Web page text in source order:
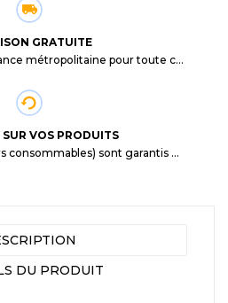
GRATUITE
Livraison gratuite en France métropolitaine pour toute commande supérieure à 29,90€.
VOS PRODUITS
Tous vos matériels (hors consommables) sont garantis 3 mois à partir de la date d'achat
DU PRODUIT